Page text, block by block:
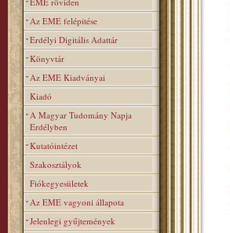
Az EME felépitése
Erdélyi Digitális Adattár
Könyvtár
Az EME Kiadványai
Kiadó
A Magyar Tudomány Napja
Erdélyben
Kutatóintézet
Szakosztályok
Fiókegyesületek
Az EME vagyoni állapota
Jelenlegi gyűjtemények